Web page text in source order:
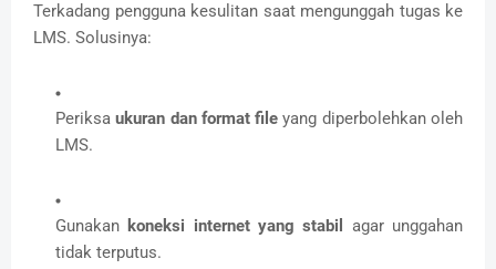
Terkadang pengguna kesulitan saat mengunggah tugas ke
LMS. Solusinya:
Periksaukuran dan format file yang diperbolehkan oleh
LMS.
Gunakan koneksi internet yang stabil
agar unggahan
tidak terputus.